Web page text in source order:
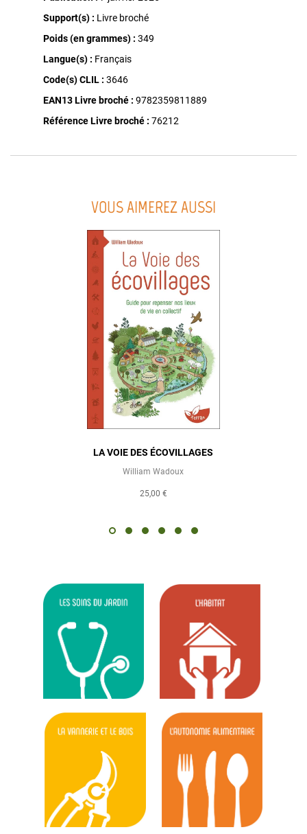
Support(s) : Livre broché
Poids (en grammes) : 349
Langue(s) : Français
Code(s) CLIL : 3646
EAN13 Livre broché : 9782359811889
Référence Livre broché : 76212
VOUS AIMEREZ AUSSI
LA VOIE DES ÉCOVILLAGES
William Wadoux
25,00 €